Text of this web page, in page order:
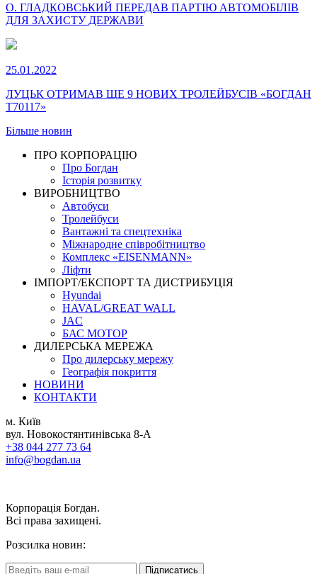
О. ГЛАДКОВСЬКИЙ ПЕРЕДАВ ПАРТІЮ АВТОМОБІЛІВ
ДЛЯ ЗАХИСТУ ДЕРЖАВИ
25.01.2022
ЛУЦЬК ОТРИМАВ ЩЕ 9 НОВИХ ТРОЛЕЙБУСІВ «БОГДАН
Т70117»
Більше новин
ПРО КОРПОРАЦІЮ
Про Богдан
Історія розвитку
ВИРОБНИЦТВО
Автобуси
Тролейбуси
Вантажні та спецтехніка
Міжнародне співробітництво
Комплекс «EISENMANN»
Ліфти
ІМПОРТ/ЕКСПОРТ ТА ДИСТРИБУЦІЯ
Hyundai
HAVAL/GREAT WALL
JAC
БАС МОТОР
ДИЛЕРСЬКА МЕРЕЖА
Про дилерську мережу
Географія покриття
НОВИНИ
КОНТАКТИ
м. Київ
вул. Новокостянтинівська 8-А
+38 044 277 73 64
info@bogdan.ua
Корпорація Богдан.
Всі права захищені.
Розсилка новин:
Підписатись